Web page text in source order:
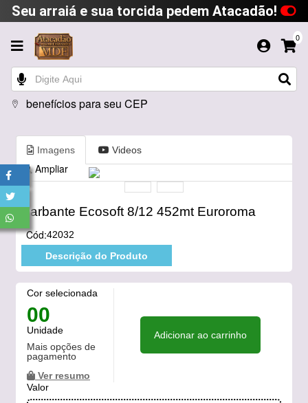
Seu arraiá e sua torcida pedem Atacadão!
0
benefícios para seu CEP
Imagens Videos
Ampliar
Barbante Ecosoft 8/12 452mt Euroroma
Cód:42032
Descrição do Produto
Cor selecionada
00
Unidade
Mais opções de
pagamento
Ver resumo
Adicionar ao carrinho
Valor